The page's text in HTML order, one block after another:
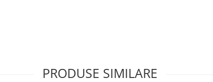
PRODUSE SIMILARE